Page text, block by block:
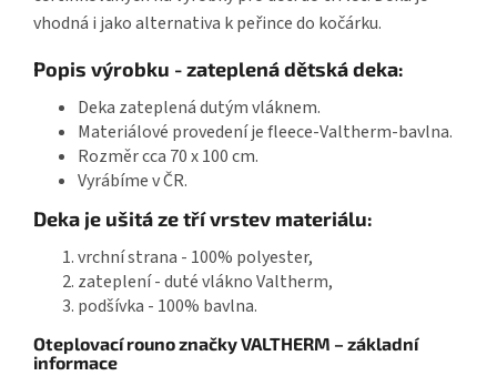
vhodná i jako alternativa k peřince do kočárku.
Popis výrobku - zateplená dětská deka:
Deka zateplená dutým vláknem.
Materiálové provedení je fleece-Valtherm-bavlna.
Rozměr cca 70 x 100 cm.
Vyrábíme v ČR.
Deka je ušitá ze tří vrstev materiálu:
vrchní strana - 100% polyester,
zateplení - duté vlákno Valtherm,
podšívka - 100% bavlna.
Oteplovací rouno značky VALTHERM – základní
informace